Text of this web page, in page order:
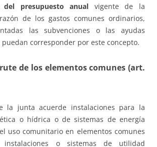
presupuesto anual vigente de la
de los gastos comunes ordinarios,
las subvenciones o las ayudas
corresponder por este concepto.
de los elementos comunes (art.
la junta acuerde instalaciones para la
o hídrica o de sistemas de energía
uso comunitario en elementos comunes
instalaciones o sistemas de utilidad